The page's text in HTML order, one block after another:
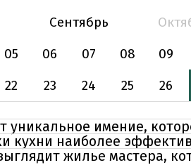
Сентябрь
05 06 07 08 09
22 23 24 25 26
имение,
кухни наиболее
жилье мастера,